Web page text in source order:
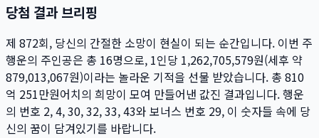
당첨 결과 브리핑
제 872회, 당신의 간절한 소망이 현실이 되는 순간입니다. 이번 주
행운의 주인공은 총 16명으로, 1인당 1,262,705,579원(세후 약
879,013,067원)이라는 놀라운 기적을 선물 받았습니다. 총 810
억 251만원어치의 희망이 모여 만들어낸 값진 결과입니다. 행운
의 번호 2, 4, 30, 32, 33, 43와 보너스 번호 29, 이 숫자들 속에 당
신의 꿈이 담겨있기를 바랍니다.